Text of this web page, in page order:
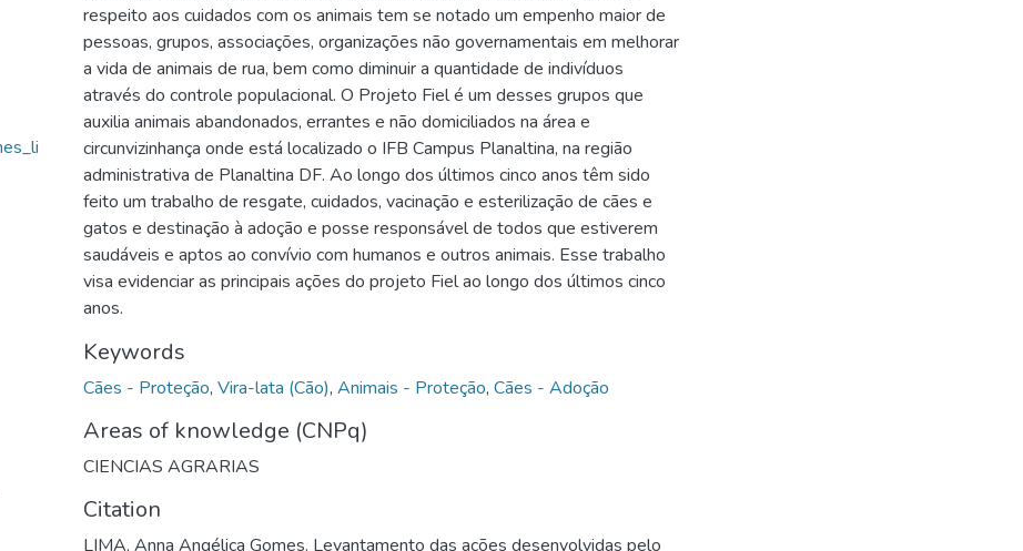
respeito aos cuidados com os animais tem se notado um empenho maior de
pessoas, grupos, associações, organizações não governamentais em melhorar
a vida de animais de rua, bem como diminuir a quantidade de indivíduos
através do controle populacional. O Projeto Fiel é um desses grupos que
auxilia animais abandonados, errantes e não domiciliados na área e
circunvizinhança onde está localizado o IFB Campus Planaltina, na região
administrativa de Planaltina DF. Ao longo dos últimos cinco anos têm sido
feito um trabalho de resgate, cuidados, vacinação e esterilização de cães e
gatos e destinação à adoção e posse responsável de todos que estiverem
saudáveis e aptos ao convívio com humanos e outros animais. Esse trabalho
visa evidenciar as principais ações do projeto Fiel ao longo dos últimos cinco
anos.
Keywords
Cães - Proteção, Vira-lata (Cão), Animais - Proteção, Cães - Adoção
Areas of knowledge (CNPq)
CIENCIAS AGRARIAS
Citation
LIMA, Anna Angélica Gomes. Levantamento das ações desenvolvidas pelo